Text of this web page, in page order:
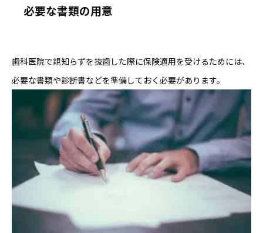
必要な書類の用意
歯科医院で親知らずを抜歯した際に保険適用を受けるためには、
必要な書類や診断書などを準備しておく必要があります。